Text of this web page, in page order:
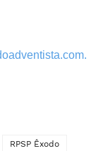
RPSP Êxodo